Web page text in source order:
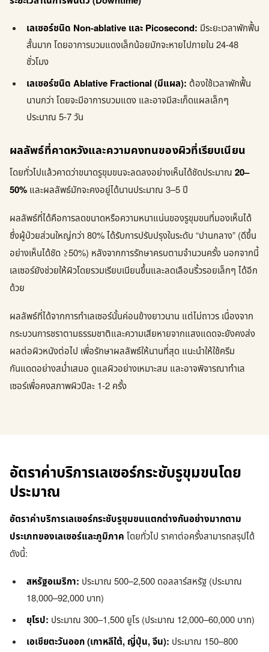
เลเซอร์ชนิด Non-ablative และ Picosecond: มีระยะเวลาพักฟื้น
สั้นมาก โดยอาการบวมแดงเล็กน้อยมักจะหายไปภายใน 24-48
ชั่วโมง
เลเซอร์ชนิด Ablative Fractional (มีแผล): ต้องใช้เวลาพักฟื้น
นานกว่า โดยจะมีอาการบวมแดง และอาจมีสะเก็ดแผลเล็กๆ
ประมาณ 5-7 วัน
ผลลัพธ์ที่คาดหวังและความคงทนของผิวที่เรียบเนียน
โดยทั่วไปแล้วคาดว่าขนาดรูขุมขนจะลดลงอย่างเห็นได้ชัดประมาณ 20–
50% และผลลัพธ์มักจะคงอยู่ได้นานประมาณ 3–5 ปี
ผลลัพธ์ที่ได้คือการลดขนาดหรือความหนาแน่นของรูขุมขนที่มองเห็นได้
ซึ่งผู้ป่วยส่วนใหญ่กว่า 80% ได้รับการปรับปรุงในระดับ “ปานกลาง” (ดีขึ้น
อย่างเห็นได้ชัด ≥50%) หลังจากการรักษาครบตามจำนวนครั้ง นอกจากนี้
เลเซอร์ยังช่วยให้ผิวโดยรวมเรียบเนียนขึ้นและลดเลือนริ้วรอยเล็กๆ ได้อีก
ด้วย
ผลลัพธ์ที่ได้จากการทำเลเซอร์นั้นค่อนข้างยาวนาน แต่ไม่ถาวร เนื่องจาก
กระบวนการชราตามธรรมชาติและความเสียหายจากแสงแดดจะยังคงส่ง
ผลต่อผิวหนังต่อไป เพื่อรักษาผลลัพธ์ให้นานที่สุด แนะนำให้ใช้ครีม
กันแดดอย่างสม่ำเสมอ ดูแลผิวอย่างเหมาะสม และอาจพิจารณาทำเล
เซอร์เพื่อคงสภาพผิวปีละ 1-2 ครั้ง
อัตราค่าบริการเลเซอร์กระชับรูขุมขนโดย
ประมาณ
อัตราค่าบริการเลเซอร์กระชับรูขุมขนแตกต่างกันอย่างมากตาม
ประเภทของเลเซอร์และภูมิภาค โดยทั่วไป ราคาต่อครั้งสามารถสรุปได้
ดังนี้:
สหรัฐอเมริกา: ประมาณ 500–2,500 ดอลลาร์สหรัฐ (ประมาณ
18,000–92,000 บาท)
ยุโรป: ประมาณ 300–1,500 ยูโร (ประมาณ 12,000–60,000 บาท)
เอเชียตะวันออก (เกาหลีใต้, ญี่ปุ่น, จีน): ประมาณ 150–800